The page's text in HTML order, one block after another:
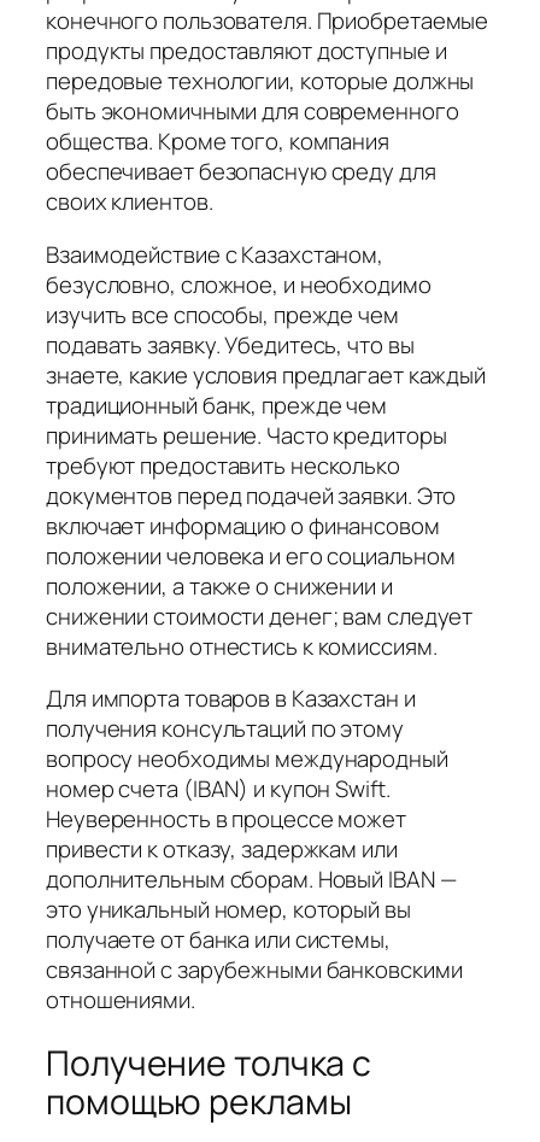
конечного пользователя. Приобретаемые
продукты предоставляют доступные и
передовые технологии, которые должны
быть экономичными для современного
общества. Кроме того, компания
обеспечивает безопасную среду для
своих клиентов.
Взаимодействие с Казахстаном,
безусловно, сложное, и необходимо
изучить все способы, прежде чем
подавать заявку. Убедитесь, что вы
знаете, какие условия предлагает каждый
традиционный банк, прежде чем
принимать решение. Часто кредиторы
требуют предоставить несколько
документов перед подачей заявки. Это
включает информацию о финансовом
положении человека и его социальном
положении, а также о снижении и
снижении стоимости денег; вам следует
внимательно отнестись к комиссиям.
Для импорта товаров в Казахстан и
получения консультаций по этому
вопросу необходимы международный
номер счета (IBAN) и купон Swift.
Неуверенность в процессе может
привести к отказу, задержкам или
дополнительным сборам. Новый IBAN —
это уникальный номер, который вы
получаете от банка или системы,
связанной с зарубежными банковскими
отношениями.
Получение толчка с
помощью рекламы